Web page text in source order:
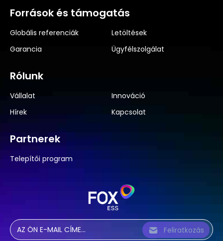
Feliratkozás
Források és támogatás
Globális referenciák
Letöltések
Garancia
Ügyfélszolgálat
Rólunk
Vállalat
Innováció
Hírek
Kapcsolat
Partnerek
Telepítői program